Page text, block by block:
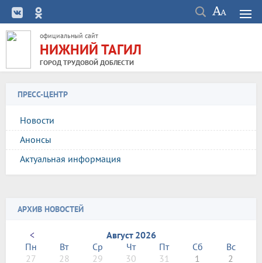
официальный сайт
НИЖНИЙ ТАГИЛ
ГОРОД ТРУДОВОЙ ДОБЛЕСТИ
ПРЕСС-ЦЕНТР
Новости
Анонсы
Актуальная информация
АРХИВ НОВОСТЕЙ
<
Август 2026
Пн
Вт Ср Чт Пт Сб
Вс
27
28 29 30 31 1
2